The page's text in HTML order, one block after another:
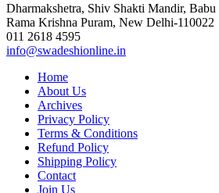
Dharmakshetra, Shiv Shakti Mandir,
Rama Krishna Puram, New Delhi-110022
011 2618 4595
info@swadeshionline.in
Home
About Us
Archives
Privacy Policy
Terms & Conditions
Refund Policy
Shipping Policy
Contact
Join Us